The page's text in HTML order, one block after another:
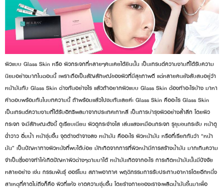
ผิวแบบ Glass Skin หรือ ผิวกระจกที่หลายๆคนเคยได้ยินนั้น เป็นเทรนด์ความงามที่ได้รับความ
นิยมอย่างมากในตอนนี้ เพราะถือเป็นสัญลักษณ์ของผิวที่มีสุขภาพดี แต่หลายคนยังสับสนอยู่ว่า
หน้ามันกับ Glass Skin ต่างกันอย่างไร แล้วถ้าอยากผิวแบบ Glass Skin ต้องทำอะไรบ้าง มาหา
คำตอบพร้อมกันในบทความนี้ ถ้าพร้อมแล้วไปชมกันเลยค่ะ Glass Skin คืออะไร Glass Skin
เป็นเทรนด์ความงามที่ได้รับอิทธิพลมาจากประเทศเกาหลี เป็นการบำรุงผิวอย่างล้ำลึก โดยผิว
กระจก จะมีลักษณะดังนี้ ดูเรียบเนียน ผิวดูกระจ่างใส เล่นแสงเหมือนกระจก รูขุมขนกระชับ หน้าดู
ฉ่ำวาว อิ่มน้ำ หน้าชุ่มชื้น จุดด่างดำจางลง หน้ามัน คืออะไร ผิวหน้ามัน หรือที่เรียกกันว่า “หน้า
มัน” เป็นปัญหาทางผิวหนังที่พบได้บ่อย มักเกิดจากการที่ผิวหน้ามีการสร้างน้ำมัน มากเกินความ
จำเป็นซึ่งอาจทำให้เกิดปัญหาผิวต่างๆตามมาได้ หน้ามันเกิดจากอะไร การเกิดหน้ามันนั้นมีปัจจัย
หลายอย่าง เช่น กรรมพันธุ์ ฮอร์โมน สภาพอากาศ พฤติกรรมการรับประทานอาหารโดยอีกหนึ่ง
สาเหตุที่คาดไม่ถึงก็คือ ผิวที่แห้ง ขาดความชุ่มชื้น โดยร่างกายของเราจะผลิตน้ำมันขึ้นมาเพื่อ